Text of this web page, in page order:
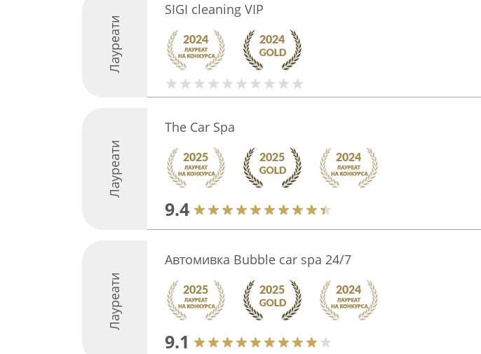
Лауреати
SIGI cleaning VIP
Лауреати
The Car Spa
9.4
Лауреати
Автомивка Bubble car spa 24/7
9.1